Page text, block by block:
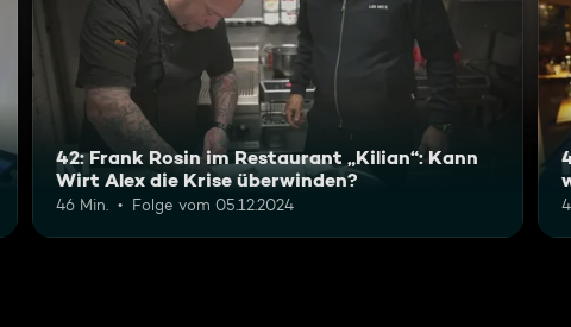
42: Frank Rosin im Restaurant „Kilian“: Kann
Wirt Alex die Krise überwinden?
46 Min. Folge vom 05.12.2024